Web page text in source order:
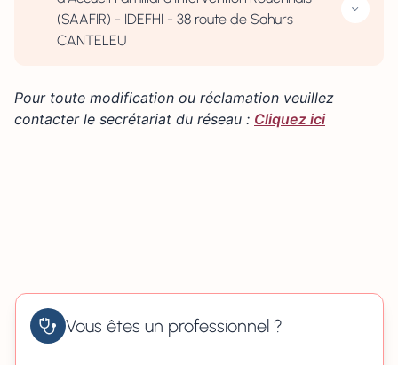
(SAAFIR) - IDEFHI - 38 route de Sahurs
CANTELEU
Pour toute modification ou réclamation veuillez
contacter le secrétariat du réseau : Cliquez ici
Vous êtes un professionnel ?